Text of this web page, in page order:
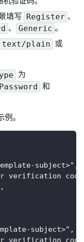
填写 Register 、
、 Generic 。
text/plain 或
为
和
。
subject>",
verification
subject>",
verification